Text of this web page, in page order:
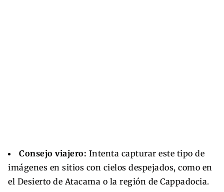
Consejo viajero: Intenta capturar este tipo de
imágenes en sitios con cielos despejados, como en
el Desierto de Atacama o la región de Cappadocia.